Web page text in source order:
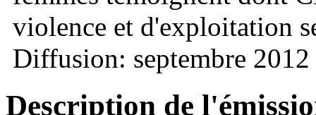
violence et d'exploitation
Diffusion: septembre 2012
Description de